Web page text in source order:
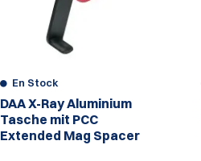
En Stock
DAA X-Ray Aluminium
Tasche mit PCC
Extended Mag Spacer